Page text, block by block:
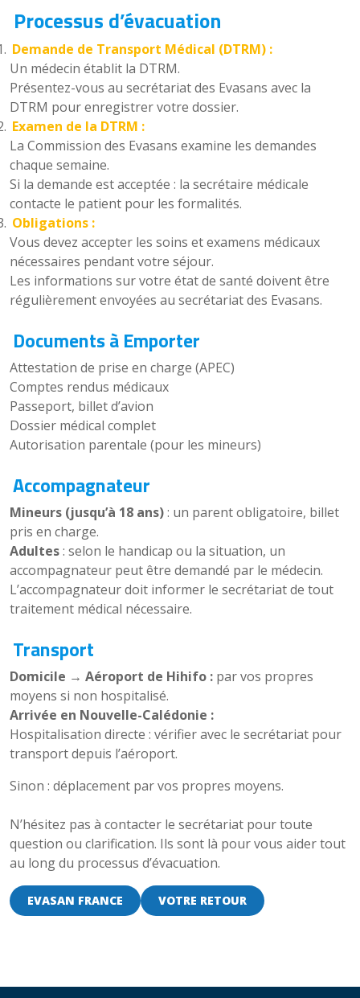
Processus d’évacuation
Demande de Transport Médical (DTRM) :
Un médecin établit la DTRM.
Présentez-vous au secrétariat des Evasans avec la
DTRM pour enregistrer votre dossier.
Examen de la DTRM :
La Commission des Evasans examine les demandes
chaque semaine.
Si la demande est acceptée : la secrétaire médicale
contacte le patient pour les formalités.
Obligations :
Vous devez accepter les soins et examens médicaux
nécessaires pendant votre séjour.
Les informations sur votre état de santé doivent être
régulièrement envoyées au secrétariat des Evasans.
Documents à Emporter
Attestation de prise en charge (APEC)
Comptes rendus médicaux
Passeport, billet d’avion
Dossier médical complet
Autorisation parentale (pour les mineurs)
Accompagnateur
Mineurs (jusqu’à 18 ans): un parent obligatoire, billet
pris en charge.
Adultes: selon le handicap ou la situation, un
accompagnateur peut être demandé par le médecin.
L’accompagnateur doit informer le secrétariat de tout
traitement médical nécessaire.
Transport
Domicile → Aéroport de Hihifo : par vos propres
moyens si non hospitalisé.
Arrivée en Nouvelle-Calédonie :
Hospitalisation directe : vérifier avec le secrétariat pour
transport depuis l’aéroport.
Sinon : déplacement par vos propres moyens.
N’hésitez pas à contacter le secrétariat pour toute
question ou clarification. Ils sont là pour vous aider tout
au long du processus d’évacuation.
EVASAN FRANCE VOTRE RETOUR